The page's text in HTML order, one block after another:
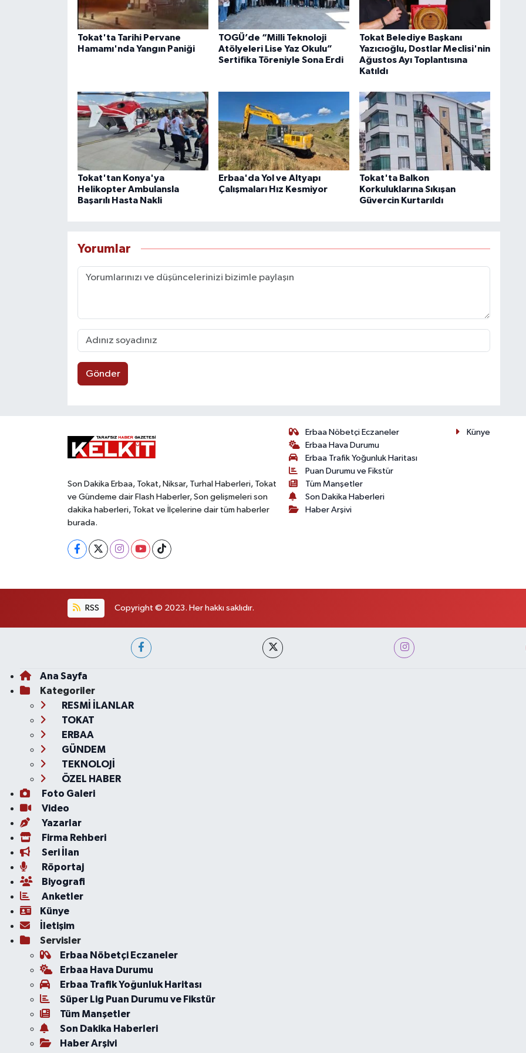
Tokat'ta Tarihi Pervane
Hamamı'nda Yangın Paniği
TOGÜ’de “Milli Teknoloji
Atölyeleri Lise Yaz Okulu”
Sertifika Töreniyle Sona Erdi
Tokat Belediye Başkanı
Yazıcıoğlu, Dostlar Meclisi'nin
Ağustos Ayı Toplantısına
Katıldı
Tokat'tan Konya'ya
Helikopter Ambulansla
Başarılı Hasta Nakli
Erbaa'da Yol ve Altyapı
Çalışmaları Hız Kesmiyor
Tokat'ta Balkon
Korkuluklarına Sıkışan
Güvercin Kurtarıldı
Yorumlar
Gönder
Son Dakika Erbaa, Tokat, Niksar, Turhal Haberleri, Tokat
ve Gündeme dair Flash Haberler, Son gelişmeleri son
dakika haberleri, Tokat ve İlçelerine dair tüm haberler
burada.
Erbaa Nöbetçi Eczaneler
Erbaa Hava Durumu
Erbaa Trafik Yoğunluk Haritası
Puan Durumu ve Fikstür
Tüm Manşetler
Son Dakika Haberleri
Haber Arşivi
Künye
RSS Copyright © 2023. Her hakkı saklıdır.
Ana Sayfa
Kategoriler
RESMİ İLANLAR
TOKAT
ERBAA
GÜNDEM
TEKNOLOJİ
ÖZEL HABER
Foto Galeri
Video
Yazarlar
Firma Rehberi
Seri İlan
Röportaj
Biyografi
Anketler
Künye
İletişim
Servisler
Erbaa Nöbetçi Eczaneler
Erbaa Hava Durumu
Erbaa Trafik Yoğunluk Haritası
Süper Lig Puan Durumu ve Fikstür
Tüm Manşetler
Son Dakika Haberleri
Haber Arşivi